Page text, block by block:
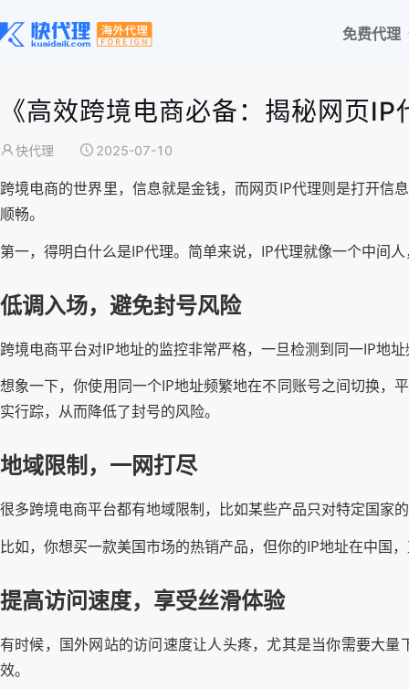
免费代理
《高效跨境电商必备：揭秘网页
快代理 2025-07-10
跨境电商的世界里，信息就是金钱，而网页IP代理则是打开信
顺畅。
第一，得明白什么是IP代理。简单来说，IP代理就像一个中间
低调入场，避免封号风险
跨境电商平台对IP地址的监控非常严格，一旦检测到同一IP地
想象一下，你使用同一个IP地址频繁地在不同账号之间切换，
实行踪，从而降低了封号的风险。
地域限制，一网打尽
很多跨境电商平台都有地域限制，比如某些产品只对特定国家
比如，你想买一款美国市场的热销产品，但你的IP地址在中国
提高访问速度，享受丝滑体验
有时候，国外网站的访问速度让人头疼，尤其是当你需要大
效。